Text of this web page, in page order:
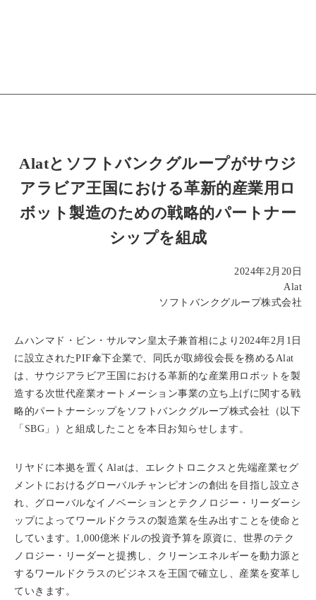
Alatとソフトバンクグループがサウジ
アラビア王国における革新的産業用ロ
ボット製造のための戦略的パートナー
シップを組成
2024年2月20日
Alat
ソフトバンクグループ株式会社
ムハンマド・ビン・サルマン皇太子兼首相により2024年2月1日
に設立されたPIF傘下企業で、同氏が取締役会長を務めるAlat
は、サウジアラビア王国における革新的な産業用ロボットを製
造する次世代産業オートメーション事業の立ち上げに関する戦
略的パートナーシップをソフトバンクグループ株式会社（以下
「SBG」）と組成したことを本日お知らせします。
リヤドに本拠を置くAlatは、エレクトロニクスと先端産業セグ
メントにおけるグローバルチャンピオンの創出を目指し設立さ
れ、グローバルなイノベーションとテクノロジー・リーダーシ
ップによってワールドクラスの製造業を生み出すことを使命と
しています。1,000億米ドルの投資予算を原資に、世界のテク
ノロジー・リーダーと提携し、クリーンエネルギーを動力源と
するワールドクラスのビジネスを王国で確立し、産業を変革し
ていきます。